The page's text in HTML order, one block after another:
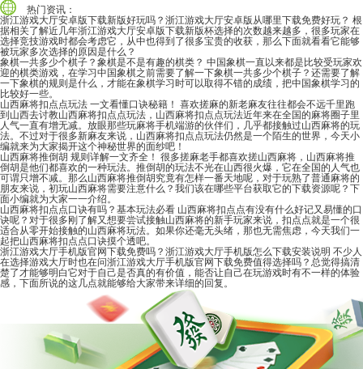
热门资讯：
浙江游戏大厅安卓版下载新版好玩吗？浙江游戏大厅安卓版从哪里下载免费好玩？ 根
据相关了解近几年浙江游戏大厅安卓版下载新版杯选择的次数越来越多，很多玩家在
选择竞技游戏时都会考虑它，从中也得到了很多宝贵的收获，那么下面就看看它能够
被玩家多次选择的原因是什么？
象棋一共多少个棋子？象棋是不是有趣的棋类？ 中国象棋一直以来都是比较受玩家欢
迎的棋类游戏，在学习中国象棋之前需要了解一下象棋一共多少个棋子？还需要了解
一下象棋的规则是什么，才能在象棋学习时可以取得不错的成绩，把中国象棋学习的
比较好一些。
山西麻将扣点点玩法 一文看懂口诀秘籍！ 喜欢搓麻的新老麻友往往都会不远千里跑
到山西去讨教山西麻将扣点点玩法，山西麻将扣点点玩法近年来在全国的麻将圈子里
人气一直有增无减。放眼那些玩麻将手机端游的伙伴们，几乎都接触过山西麻将的玩
法。不过对于很多新麻友来说，山西麻将扣点点玩法仍然是一个陌生的世界，今天小
编就来为大家揭开这个神秘世界的面纱吧！
山西麻将推倒胡 规则详解一文齐全！ 很多搓麻老手都喜欢搓山西麻将，山西麻将推
倒胡是他们都喜欢的一种玩法。推倒胡的玩法不光在山西很火爆，它在全国的人气也
可谓只增不减。那么山西麻将推倒胡究竟有怎样一番天地呢，对于玩熟了普通麻将的
朋友来说，初玩山西麻将需要注意什么？我们该在哪些平台获取它的下载资源呢？下
面小编就为大家一一介绍。
山西麻将扣点点口诀有吗？基本玩法必看 山西麻将扣点点有没有什么好记又易懂的口
诀呢？对于很多刚了解又想要尝试接触山西麻将的新手玩家来说，扣点点就是一个很
适合从零开始接触的山西麻将玩法。如果你还毫无头绪，那也无需焦虑，今天我们一
起把山西麻将扣点点口诀摸个透吧。
浙江游戏大厅手机版官网下载免费吗？浙江游戏大厅手机版怎么下载安装说明 不少人
在选择游戏大厅时也在问浙江游戏大厅手机版官网下载免费值得选择吗？总觉得搞清
楚了才能够明白它对于自己是否真的有价值，能否让自己在玩游戏时有不一样的体验
感，下面所说的这几点就能够给大家带来详细的回复。